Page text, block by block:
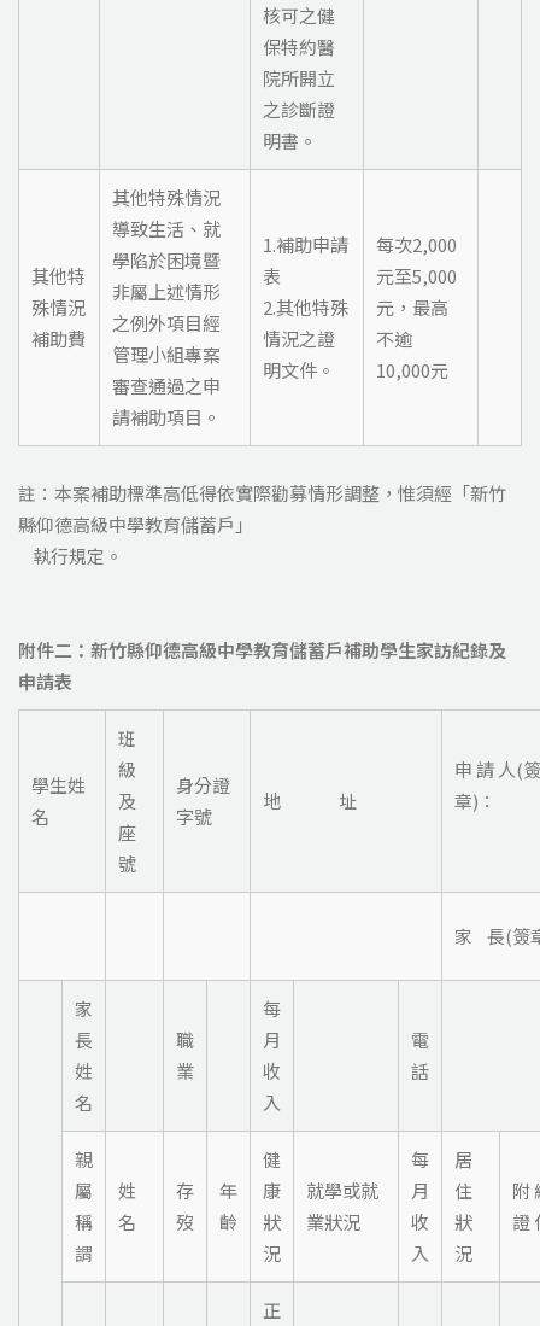
核可之健
保特約醫
院所開立
之診斷證
明書。
其他特
殊情況
補助費
其他特殊情況
導致生活、就
學陷於困境暨
非屬上述情形
之例外項目經
管理小組專案
審查通過之申
請補助項目。
1.補助申請
表
2.其他特殊
情況之證
明文件。
每次2,000
元至5,000
元，最高
不逾
10,000元
註：本案補助標準高低得依實際勸募情形調整，惟須經「新竹
縣仰德高級中學教育儲蓄戶」
執行規定。
附件二：新竹縣仰德高級中學教育儲蓄戶補助學生家訪紀錄及
申請表
學生姓
名
班
級
及
座
號
身分證
字號
地 址
申 請 人(簽
章)：
家 長(簽
家
長
姓
名
職
業
每
月
收
入
電
話
親
屬
稱
謂
姓
名
存
歿
年
齡
健
康
狀
況
就學或就
業狀況
每
月
收
入
居
住
狀
況
附
證
正